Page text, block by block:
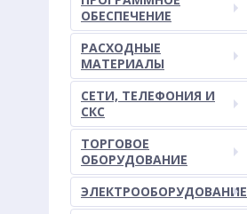
ОБЕСПЕЧЕНИЕ
РАСХОДНЫЕ
МАТЕРИАЛЫ
СЕТИ, ТЕЛЕФОНИЯ И
СКС
ТОРГОВОЕ
ОБОРУДОВАНИЕ
ЭЛЕКТРООБОРУДОВАНИЕ